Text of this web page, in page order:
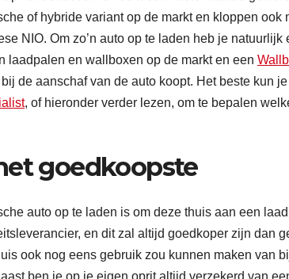
of hybride variant op de markt en kloppen ook
NIO. Om zo’n auto op te laden heb je
laadpalen en wallboxen op de markt en een
de aanschaf van de auto koopt. Het beste kun
, of hieronder verder lezen, om te bepalen
goedkoopste
auto op te laden is om deze thuis aan een
en dit zal altijd goedkoper zijn dan
ook nog eens gebruik zou kunnen maken van
ben je op je eigen oprit altijd verzekerd van